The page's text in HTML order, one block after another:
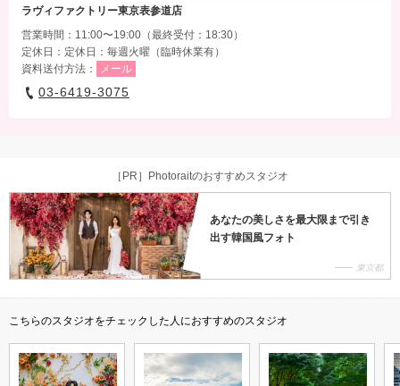
ラヴィファクトリー東京表参道店
営業時間：11:00〜19:00（最終受付：18:30）
定休日：定休日：毎週火曜（臨時休業有）
資料送付方法：
メール
03-6419-3075
［PR］Photoraitのおすすめスタジオ
あなたの美しさを最大限まで引き
出す韓国風フォト
東京都
こちらのスタジオをチェックした人におすすめのスタジオ